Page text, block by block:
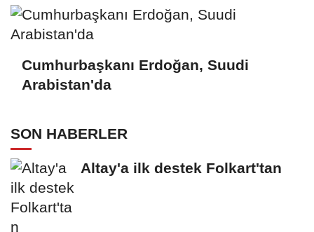
Cumhurbaşkanı Erdoğan, Suudi
Arabistan'da
SON HABERLER
Altay'a ilk destek Folkart'tan